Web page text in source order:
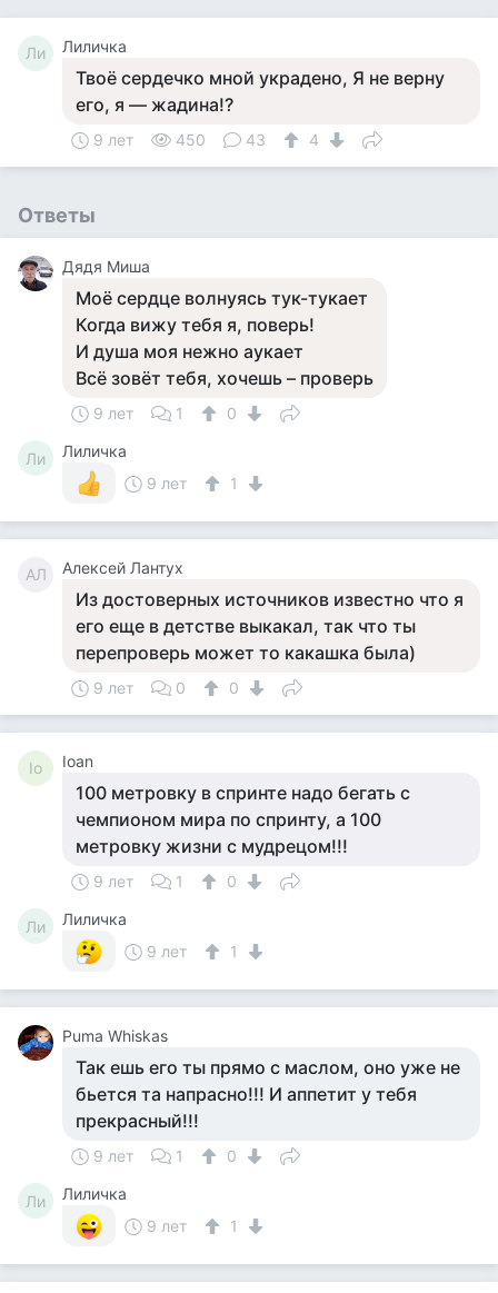
Ли Лиличка
Твоё сердечко мной украдено, Я не верну
его, я — жадина!?
9 лет 450 43 4
Ответы
Дядя Миша
Моё сердце волнуясь тук-тукает
Когда вижу тебя я, поверь!
И душа моя нежно аукает
Всё зовёт тебя, хочешь – проверь
9 лет 1 0
Ли
Лиличка
9 лет
1
АЛ Алексей Лантух
Из достоверных источников известно что я
его еще в детстве выкакал, так что ты
перепроверь может то какашка была)
9 лет 0 0
Io Ioan
100 метровку в спринте надо бегать с
чемпионом мира по спринту, а 100
метровку жизни с мудрецом!!!
9 лет 1 0
Ли
Лиличка
9 лет
1
Puma Whiskas
Так ешь его ты прямо с маслом, оно уже не
бьется та напрасно!!! И аппетит у тебя
прекрасный!!!
9 лет 1 0
Ли
Лиличка
9 лет
1